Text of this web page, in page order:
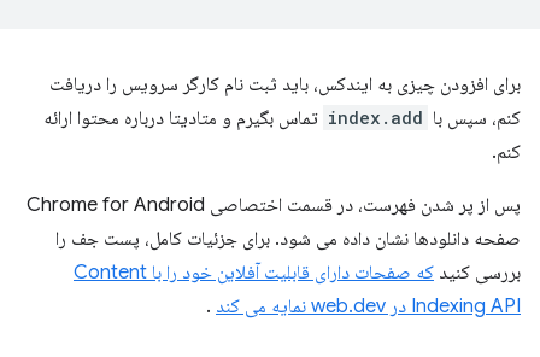
برای افزودن چیزی به ایندکس، باید ثبت نام کارگر سرویس را دریافت
کنم، سپس با index.add تماس بگیرم و متادیتا درباره محتوا ارائه
کنم.
پس از پر شدن فهرست، در قسمت اختصاصی Chrome for Android
صفحه دانلودها نشان داده می شود. برای جزئیات کامل، پست جف را
بررسی کنید
که صفحات دارای قابلیت آفلاین خود را با Content
Indexing API در web.dev نمایه می کند
.